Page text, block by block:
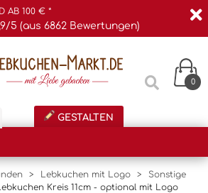
AB 100 € *
5 (aus 6862 Bewertungen)
0
GESTALTEN
> Lebkuchen mit Logo >
Sonstige
Kreis 11cm - optional mit Logo